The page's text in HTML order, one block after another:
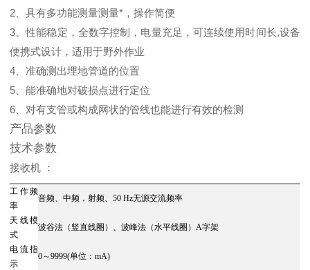
2、具有多功能测量测量*，操作简便
3、性能稳定，全数字控制，电量充足，可连续使用时间长,设备
便携式设计，适用于野外作业
4、准确测出埋地管道的位置
5、能准确地对破损点进行定位
6、对有支管或构成网状的管线也能进行有效的检测
产品参数
技术参数
接收机 ：
工作频
率
音频、中频，射频、50 Hz无源交流频率
天线模
式
波谷法（竖直线圈）、波峰法（水平线圈）A字架
电流指
示
0～9999(单位：mA)